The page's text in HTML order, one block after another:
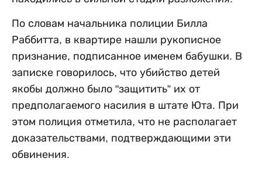
По словам начальника полиции Билла
Раббитта, в квартире нашли рукописное
признание, подписанное именем бабушки. В
записке говорилось, что убийство детей
якобы должно было "защитить” их от
предполагаемого насилия в штате Юта. При
этом полиция отметила, что не располагает
доказательствами, подтверждающими эти
обвинения.